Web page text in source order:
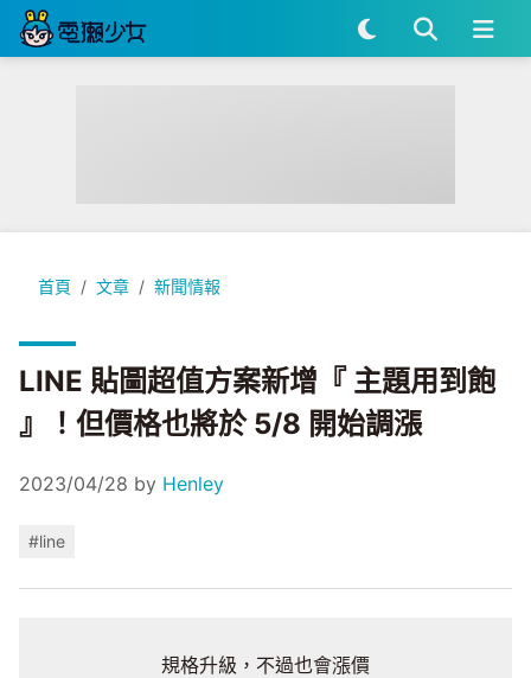
首頁 文章 新聞情報
LINE 貼圖超值方案新增『 主題用到飽 』！但價格也將於 5/8 開
LINE 貼圖超值方案新增『 主題用到飽
』！但價格也將於 5/8 開始調漲
2023/04/28 by Henley
#line
規格升級，不過也會漲價